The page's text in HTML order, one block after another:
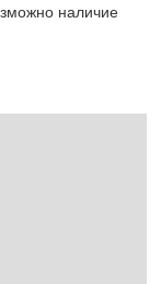
наличие